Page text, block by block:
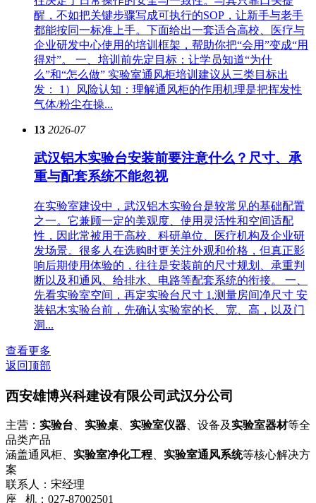
醒，不如把关键步骤写成可执行的SOP，让新手与老手
都能按同一标准上手。下面给出一套适合高校、医疗与
企业研发中心使用的培训框架，帮助你把“会用”变成“用
得对”。 一、培训前先定目标：让学员知道“为什
么”和“怎么做” 实验室通风柜培训建议从三类目标出
发： 1）风险认知：理解通风柜的作用机理是把挥发性
气体/粉尘在操...
13 2026-07
武汉铝木实验台安装前要注意什么？尺寸、承
重与配套系统不能忽视
在实验室建设中，武汉铝木实验台是较常见的基础配置
之一。它兼顾一定的美观度、使用灵活性和空间适配
性，因此常被用于高校、科研单位、医疗机构及企业研
发场景。很多人在选购时更关注外观和价格，但真正影
响后期使用体验的，往往是安装前的尺寸规划、承重判
断以及和通风、给排水、电路等配套系统的衔接。 一、
先看实验室空间，再定实验台尺寸 1.测量房间净尺寸 安
装铝木实验台前，先确认实验室的长、宽、高，以及门
洞...
查看更多
返回顶部
西安雄博兴科建设有限公司武汉分公司
主营： 实验台 实验桌 实验室仪器 、设备及实验室器材等全
品类产品
涵盖通风柜、 实验室净化工程 实验室通风系统等核心解决方
案
联系人：宋经理
座 机：027-87002501